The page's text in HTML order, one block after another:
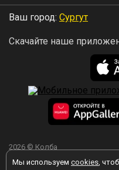
Мы используем cookies,
Ваш город: Сургут
Скачайте наше
2026 © Колба